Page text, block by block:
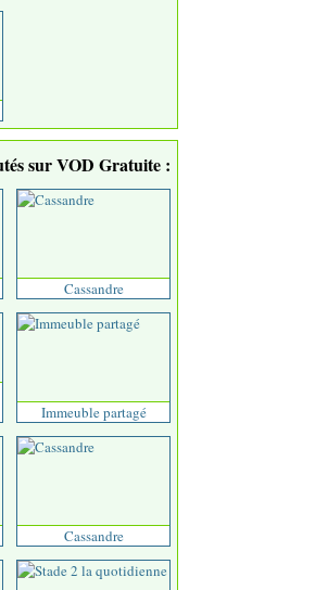
sur VOD Gratuite :
Cassandre
Immeuble partagé
Cassandre